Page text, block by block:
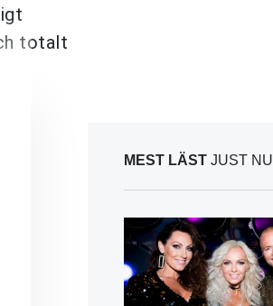
totalt
MEST LÄST JUST NU